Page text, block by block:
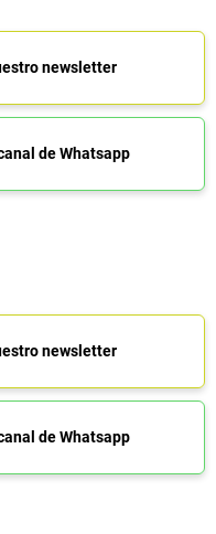
newsletter
de Whatsapp
newsletter
de Whatsapp